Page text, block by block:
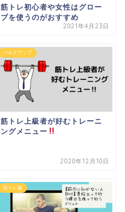
筋トレ初心者や女性はグロー
ブを使うのがおすすめ
2021年4月23日
バルクアップ
筋トレ上級者が好むトレーニ
ングメニュー
2020年12月10日
筋トレ論